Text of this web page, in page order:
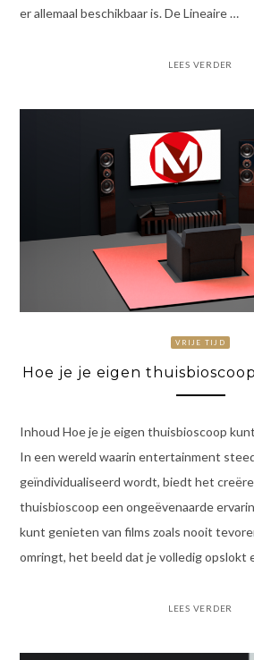
er allemaal beschikbaar is. De Lineaire …
LEES VERDER
VRIJE TIJD
Hoe je je eigen
Inhoud Hoe je je eigen thuisbioscoop
In een wereld waarin entertainment
geïndividualiseerd wordt, biedt het
thuisbioscoop een ongeëvenaarde
kunt genieten van films zoals nooit
omringt, het beeld dat je volledig opslokt
LEES VERDER